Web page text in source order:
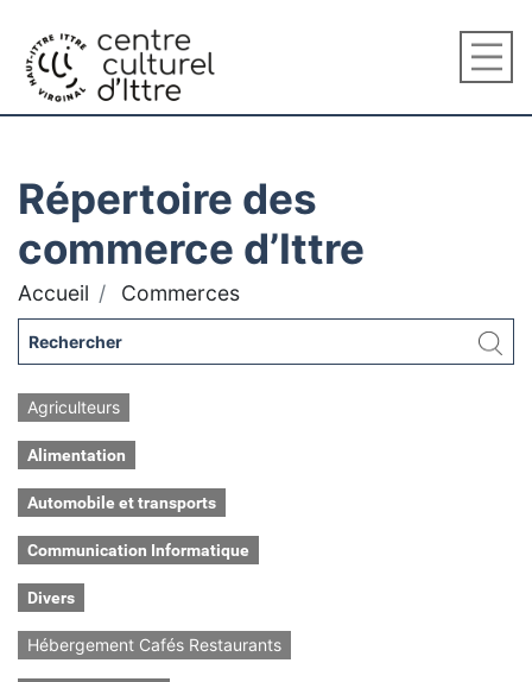
Répertoire des
commerce d’Ittre
Accueil Commerces
Agriculteurs
Alimentation
Automobile et transports
Communication Informatique
Divers
Hébergement Cafés Restaurants